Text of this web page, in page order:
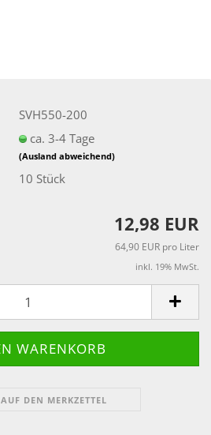
SVH550-200
ca. 3-4 Tage
(Ausland abweichend)
10 Stück
12,98 EUR
64,90 EUR pro Liter
inkl. 19% MwSt.
AUF DEN MERKZETTEL